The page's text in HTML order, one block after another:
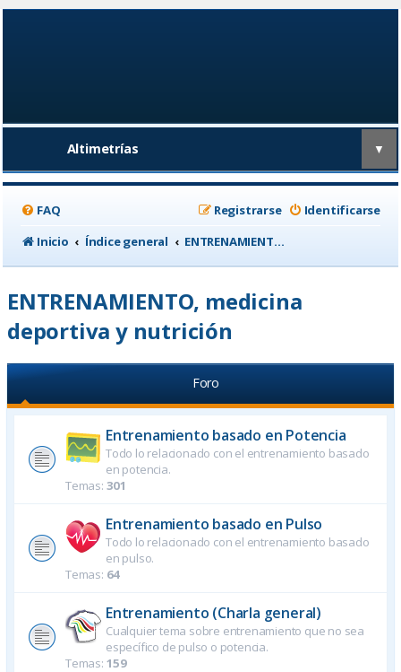
Altimetrías ▼
FAQ Identificarse
Registrarse
Inicio
Índice general ENTRENAMIENTO, medicina deportiva y nutrición
ENTRENAMIENTO, medicina
deportiva y nutrición
Foro
Entrenamiento basado en Potencia
Todo lo relacionado con el entrenamiento basado
en potencia.
Temas: 301
Entrenamiento basado en Pulso
Todo lo relacionado con el entrenamiento basado
en pulso.
Temas: 64
Entrenamiento (Charla general)
Cualquier tema sobre entrenamiento que no sea
específico de pulso o potencia.
Temas: 159